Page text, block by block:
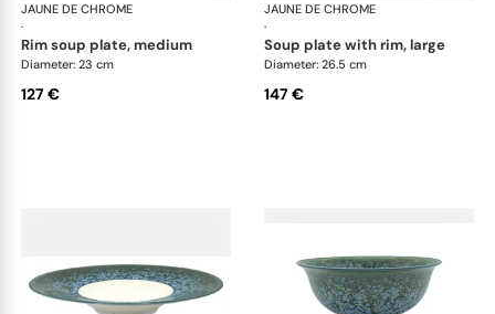
JAUNE DE CHROME
·
Nymphéa
rim soup plate, medium
Diameter: 23 cm
127 €
JAUNE DE CHROME
·
soup plate with rim, large
Diameter: 26.5 cm
147 €